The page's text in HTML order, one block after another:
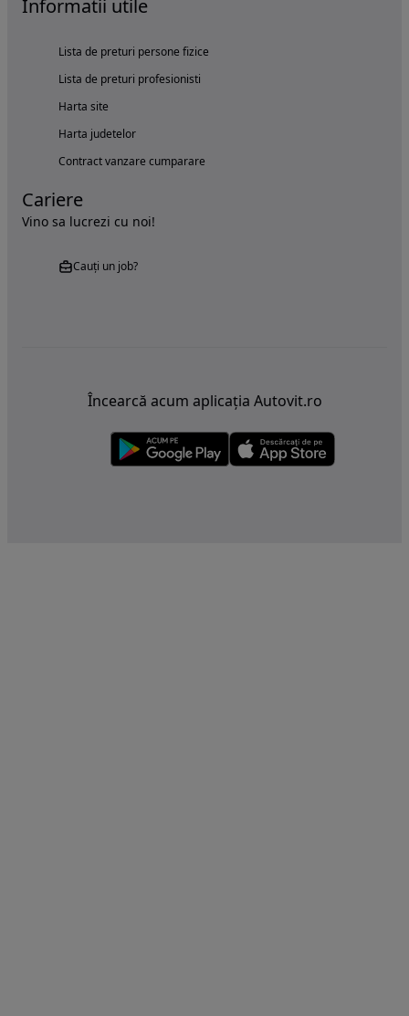
Informatii utile
Lista de preturi persone fizice
Lista de preturi profesionisti
Harta site
Harta judetelor
Contract vanzare cumparare
Cariere
Vino sa lucrezi cu noi!
Cauți un job?
Încearcă acum aplicația Autovit.ro